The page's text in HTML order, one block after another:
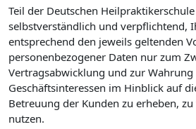
Teil der Deutschen
selbstverständlich und verpflichtend,
entsprechend den jeweils geltenden
personenbezogener Daten nur zum
Vertragsabwicklung und zur
Geschäftsinteressen im Hinblick auf
Betreuung der Kunden zu erheben,
nutzen.